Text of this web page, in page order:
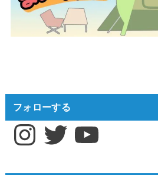
フォローする
InstagramTwitter YouTube